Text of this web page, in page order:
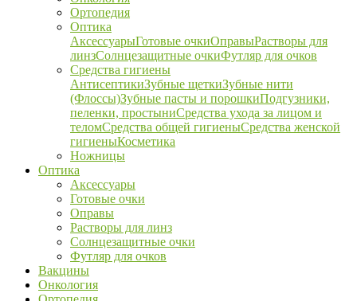
Ортопедия
Оптика
АксессуарыГотовые очкиОправыРастворы для
линзСолнцезащитные очкиФутляр для очков
Средства гигиены
АнтисептикиЗубные щеткиЗубные нити
(Флоссы)Зубные пасты и порошкиПодгузники,
пеленки, простыниСредства ухода за лицом и
теломСредства общей гигиеныСредства женской
гигиеныКосметика
Ножницы
Оптика
Аксессуары
Готовые очки
Оправы
Растворы для линз
Солнцезащитные очки
Футляр для очков
Вакцины
Онкология